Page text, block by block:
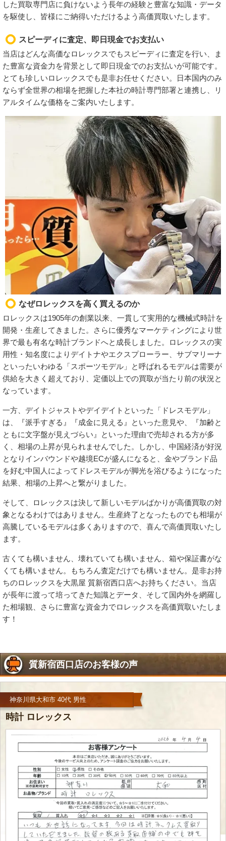
した買取専門店に負けないよう長年の経験と豊富な知識・データ
を駆使し、皆様にご納得いただけるよう高価買取いたします。
スピーディに査定、即日現金でお支払い
当店はどんな高価なロレックスでもスピーディに査定を行い、ま
た豊富な資金力を背景として即日現金でのお支払いが可能です。
とても珍しいロレックスでも是非お任せください。日本国内のみ
ならず全世界の相場を把握した本社の時計専門部署と連携し、リ
アルタイムな価格をご案内いたします。
なぜロレックスを高く買えるのか
ロレックスは1905年の創業以来、一貫して実用的な機械式時計を
開発・生産してきました。さらに優秀なマーケティングにより世
界で最も有名な時計ブランドへと成長しました。ロレックスの実
用性・知名度によりデイトナやエクスプローラー、サブマリーナ
といったいわゆる「スポーツモデル」と呼ばれるモデルは需要が
供給を大きく超えており、定価以上での買取が当たり前の状況と
なっています。
一方、デイトジャストやデイデイトといった「ドレスモデル」
は、『派手すぎる』『成金に見える』といった意見や、『加齢と
ともに文字盤が見えづらい』といった理由で売却される方が多
く、相場の上昇が見られませんでした。しかし、中国経済が好況
となりインバウンドや越境ECが盛んになると、金やブランド品
を好む中国人によってドレスモデルが脚光を浴びるようになった
結果、相場の上昇へと繋がりました。
そして、ロレックスは決して新しいモデルばかりが高価買取の対
象となるわけではありません。生産終了となったものでも相場が
高騰しているモデルは多くありますので、喜んで高価買取いたし
ます。
古くても構いません、壊れていても構いません、箱や保証書がな
くても構いません。もちろん査定だけでも構いません。是非お持
ちのロレックスを大黒屋 質新宿西口店へお持ちください。当店
が長年に渡って培ってきた知識とデータ、そして国内外を網羅し
た相場観、さらに豊富な資金力でロレックスを高価買取いたしま
す！
質新宿西口店のお客様の声
神奈川県大和市 40代 男性
時計 ロレックス